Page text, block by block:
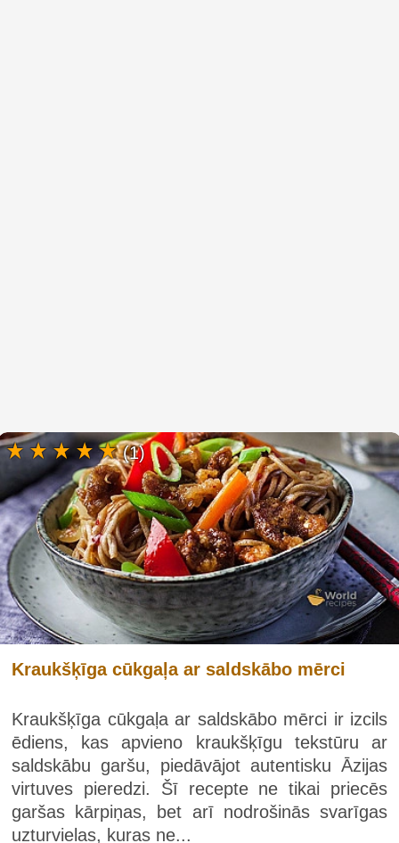
Kraukšķīga cūkgaļa ar saldskābo mērci
Kraukšķīga cūkgaļa ar saldskābo mērci ir izcils
ēdiens, kas apvieno kraukšķīgu tekstūru ar
saldskābu garšu, piedāvājot autentisku Āzijas
virtuves pieredzi. Šī recepte ne tikai priecēs
garšas kārpiņas, bet arī nodrošinās svarīgas
uzturvielas, kuras ne...
(1)